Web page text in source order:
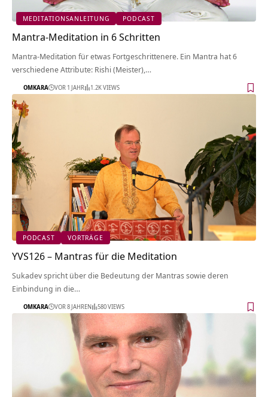
MEDITATIONSANLEITUNG PODCAST
Mantra-Meditation in 6 Schritten
Mantra-Meditation für etwas Fortgeschrittenere. Ein Mantra hat 6
verschiedene Attribute: Rishi (Meister),…
OMKARA VOR 1 JAHR 1.2K VIEWS
PODCAST VORTRÄGE
YVS126 – Mantras für die Meditation
Sukadev spricht über die Bedeutung der Mantras sowie deren
Einbindung in die…
OMKARA VOR 8 JAHREN 580 VIEWS